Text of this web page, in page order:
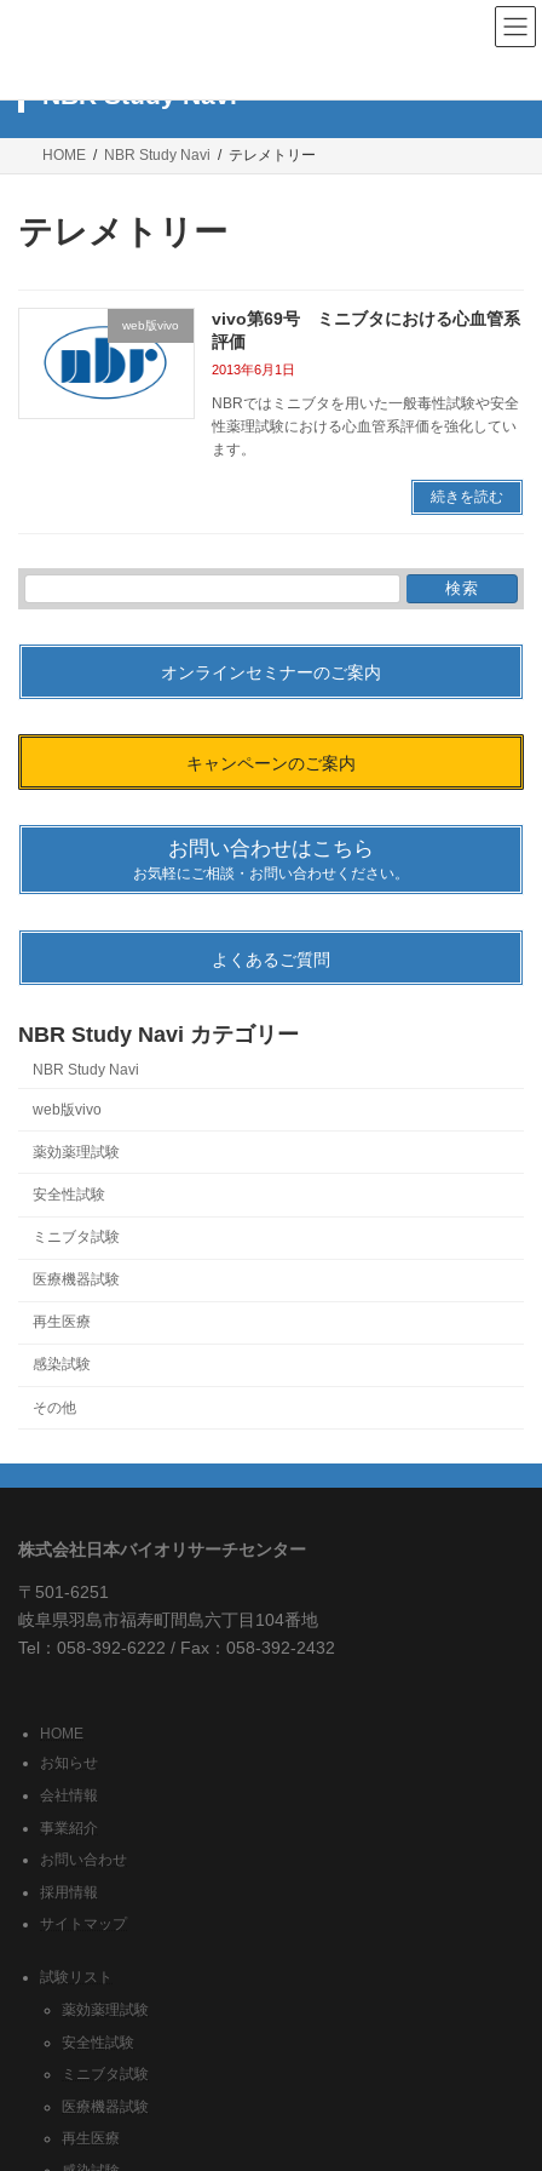
ツ
ス
シ
ン
NBR Study Navi
HOME NBR Study Navi テレメトリー
テレメトリー
web版vivo
vivo第69号 ミニブタにおける心血管系
評価
2013年6月1日
NBRではミニブタを用いた一般毒性試験や安全
性薬理試験における心血管系評価を強化してい
ます。
続きを読む
検
索:
オンラインセミナーのご案内
キャンペーンのご案内
お問い合わせはこちら
お気軽にご相談・お問い合わせください。
よくあるご質問
NBR Study Navi カテゴリー
NBR Study Navi
web版vivo
薬効薬理試験
安全性試験
ミニブタ試験
医療機器試験
再生医療
感染試験
その他
株式会社日本バイオリサーチセンター
〒501-6251
岐阜県羽島市福寿町間島六丁目104番地
Tel：058-392-6222 / Fax：058-392-2432
HOME
お知らせ
会社情報
事業紹介
お問い合わせ
採用情報
サイトマップ
試験リスト
薬効薬理試験
安全性試験
ミニブタ試験
医療機器試験
再生医療